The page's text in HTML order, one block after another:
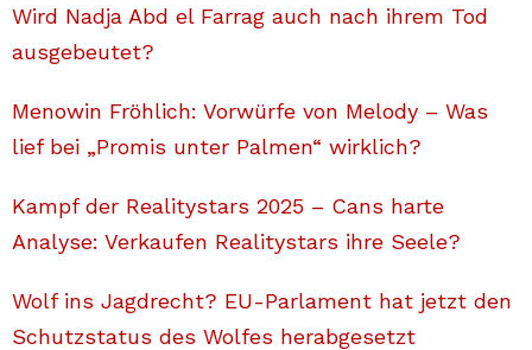
Wird Nadja Abd el Farrag auch nach ihrem Tod
ausgebeutet?
Menowin Fröhlich: Vorwürfe von Melody – Was
lief bei „Promis unter Palmen“ wirklich?
Kampf der Realitystars 2025 – Cans harte
Analyse: Verkaufen Realitystars ihre Seele?
Wolf ins Jagdrecht? EU-Parlament hat jetzt den
Schutzstatus des Wolfes herabgesetzt